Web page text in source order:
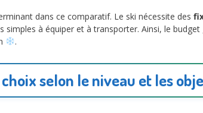
dans ce comparatif. Le ski nécessite des
simples à équiper et à transporter. Ainsi, le
.
choix selon le niveau et les